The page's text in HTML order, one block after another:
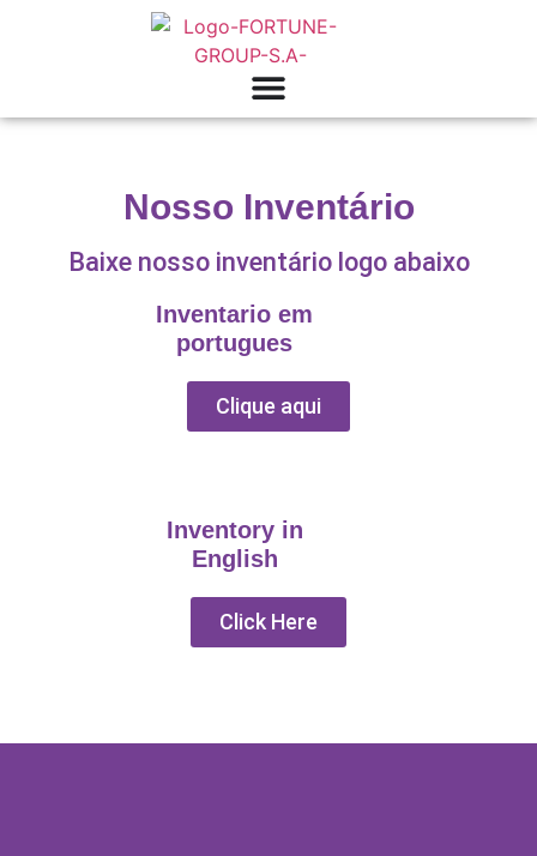
Nosso Inventário
Baixe nosso inventário logo abaixo
Inventario em
portugues
Clique aqui
Inventory in
English
Click Here